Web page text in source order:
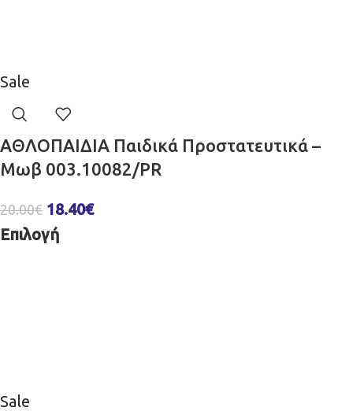
Sale
ΑΘΛΟΠΑΙΔΙΑ Παιδικά Προστατευτικά –
Μωβ 003.10082/PR
20.00€ 18.40€
Επιλογή
Sale